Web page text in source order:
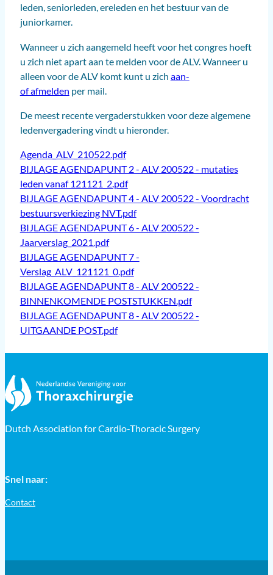
leden, seniorleden, ereleden en het bestuur van de
juniorkamer.
Wanneer u zich aangemeld heeft voor het congres hoeft
u zich niet apart aan te melden voor de ALV. Wanneer u
alleen voor de ALV komt kunt u zich aan-
of afmelden per mail.
De meest recente vergaderstukken voor deze algemene
ledenvergadering vindt u hieronder.
Agenda_ALV_210522.pdf
BIJLAGE AGENDAPUNT 2 - ALV 200522 - mutaties
leden vanaf 121121_2.pdf
BIJLAGE AGENDAPUNT 4 - ALV 200522 - Voordracht
bestuursverkiezing NVT.pdf
BIJLAGE AGENDAPUNT 6 - ALV 200522 -
Jaarverslag_2021.pdf
BIJLAGE AGENDAPUNT 7 -
Verslag_ALV_121121_0.pdf
BIJLAGE AGENDAPUNT 8 - ALV 200522 -
BINNENKOMENDE POSTSTUKKEN.pdf
BIJLAGE AGENDAPUNT 8 - ALV 200522 -
UITGAANDE POST.pdf
Dutch Association for Cardio-Thoracic Surgery
Snel naar:
Contact